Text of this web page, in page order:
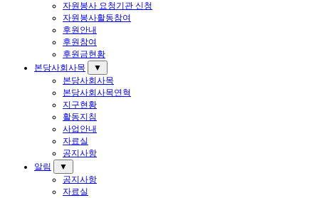
자원봉사 요청기관 신청
자원봉사활동참여
후원안내
후원참여
후원금현황
본당사회사목
▼
본당사회사목
본당사회사목연혁
지구현황
활동지침
사업안내
자료실
공지사항
알림
▼
공지사항
자료실